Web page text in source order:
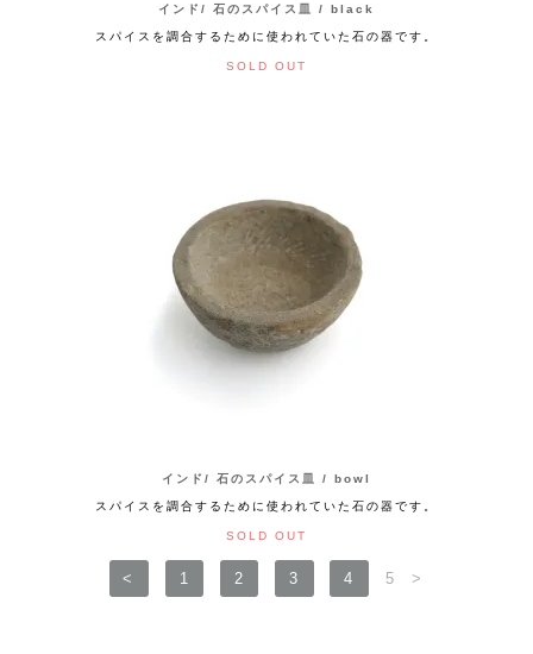
インド/ 石のスパイス皿 / black
スパイスを調合するために使われていた石の器です。
SOLD OUT
インド/ 石のスパイス皿 / bowl
スパイスを調合するために使われていた石の器です。
SOLD OUT
< 1 2 3 4 5 >